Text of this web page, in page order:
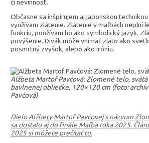
či nevinnosť.
Občasne sa inšpirujem aj japonskou
využívam zlátenie. Zlátenie v maľbách neplní
funkciu, používam ho ako symbolický jazyk.
povýšenie. Divák môže vnímať zlato ako
posmrtný zvyšok, alebo ako iróniu.
Alžbeta Martof Pavčová: Zlomené telo,
bavlnenej obliečke, 120×120 cm (foto:
Pavčová)
Dielo Alžbety Martof Pavčovej s názvom
sa dostalo aj do finále Maľba roka 2025.
2025 si môžete prečítať tu.